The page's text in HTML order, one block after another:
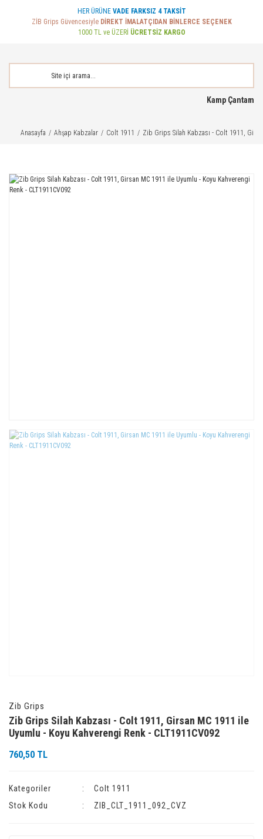
HER ÜRÜNE VADE FARKSIZ 4 TAKSİT
ZİB Grips Güvencesiyle DİREKT İMALATÇIDAN BİNLERCE SEÇENEK
1000 TL ve ÜZERİ ÜCRETSİZ KARGO
Kamp Çantam
Anasayfa Ahşap Kabzalar Colt 1911 Zib Grips Silah Kabzası - Colt 1911,
Zib Grips
Zib Grips Silah Kabzası - Colt 1911, Girsan MC 1911 ile
Uyumlu - Koyu Kahverengi Renk - CLT1911CV092
760,50 TL
Kategoriler
Colt 1911
Stok Kodu
ZIB_CLT_1911_092_CVZ